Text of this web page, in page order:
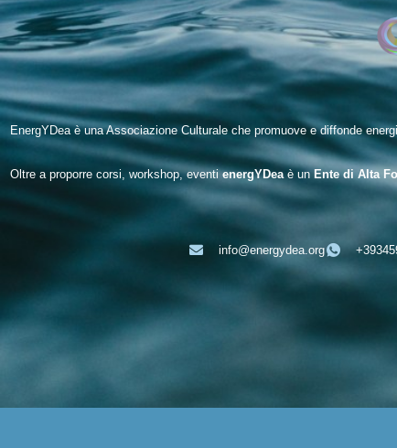
EnergYDea è una Associazione Culturale che promuove e diffonde
Oltre a proporre corsi, workshop, eventienergYDeaè unEnte di Alta
info@energydea.org